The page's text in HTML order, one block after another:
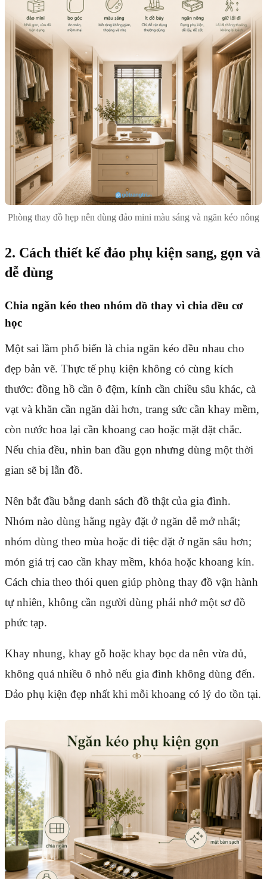
Phòng thay đồ hẹp nên dùng đảo mini màu sáng và ngăn kéo nông
2. Cách thiết kế đảo phụ kiện sang, gọn và
dễ dùng
Chia ngăn kéo theo nhóm đồ thay vì chia đều cơ
học
Một sai lầm phổ biến là chia ngăn kéo đều nhau cho
đẹp bản vẽ. Thực tế phụ kiện không có cùng kích
thước: đồng hồ cần ô đệm, kính cần chiều sâu khác, cà
vạt và khăn cần ngăn dài hơn, trang sức cần khay mềm,
còn nước hoa lại cần khoang cao hoặc mặt đặt chắc.
Nếu chia đều, nhìn ban đầu gọn nhưng dùng một thời
gian sẽ bị lẫn đồ.
Nên bắt đầu bằng danh sách đồ thật của gia đình.
Nhóm nào dùng hằng ngày đặt ở ngăn dễ mở nhất;
nhóm dùng theo mùa hoặc đi tiệc đặt ở ngăn sâu hơn;
món giá trị cao cần khay mềm, khóa hoặc khoang kín.
Cách chia theo thói quen giúp phòng thay đồ vận hành
tự nhiên, không cần người dùng phải nhớ một sơ đồ
phức tạp.
Khay nhung, khay gỗ hoặc khay bọc da nên vừa đủ,
không quá nhiều ô nhỏ nếu gia đình không dùng đến.
Đảo phụ kiện đẹp nhất khi mỗi khoang có lý do tồn tại.